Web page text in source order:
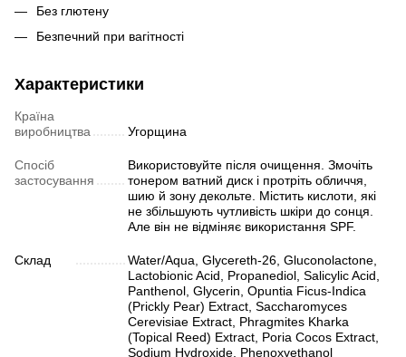
Без глютену
Безпечний при вагітності
Характеристики
Країна
виробництва
Угорщина
Спосіб
застосування
Використовуйте після очищення. Змочіть
тонером ватний диск і протріть обличчя,
шию й зону декольте. Містить кислоти, які
не збільшують чутливість шкіри до сонця.
Але він не відміняє використання SPF.
Склад
Water/Aqua, Glycereth-26, Gluconolactone,
Lactobionic Acid, Propanediol, Salicylic Acid,
Panthenol, Glycerin, Opuntia Ficus‐Indica
(Prickly Pear) Extract, Saccharomyces
Cerevisiae Extract, Phragmites Kharka
(Topical Reed) Extract, Poria Cocos Extract,
Sodium Hydroxide, Phenoxyethanol